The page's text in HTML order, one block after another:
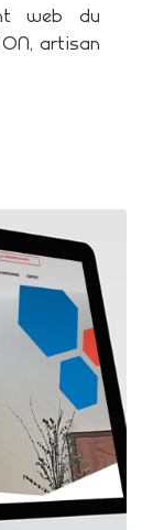
web du
artisan